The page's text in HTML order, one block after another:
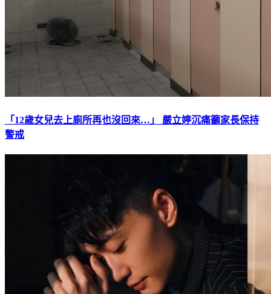
「12歲女兒去上廁所再也沒回來…」 嚴立婷沉痛籲家長保持
警戒